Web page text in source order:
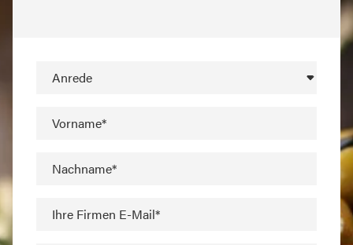
Anrede
Vorname*
Nachname*
Ihre Firmen E-Mail*